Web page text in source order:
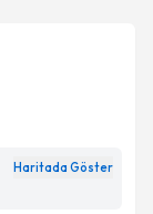
Haritada Göster